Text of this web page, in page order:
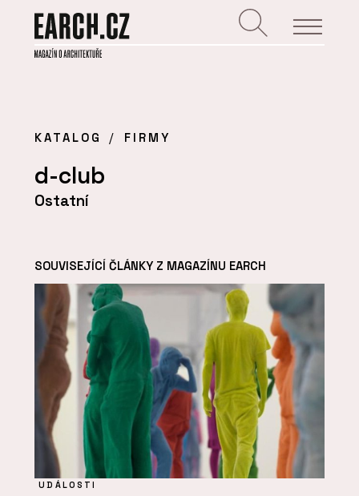
KATALOG FIRMY
d-club
Ostatní
SOUVISEJÍCÍ ČLÁNKY Z MAGAZÍNU EARCH
UDÁLOSTI